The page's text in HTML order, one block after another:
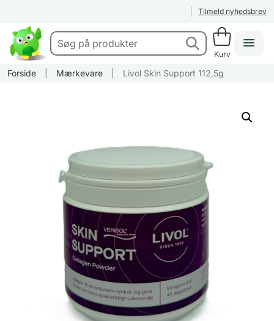
Tilmeld nyhedsbrev
Kurv
Forside Mærkevare Livol Skin Support 112,5g